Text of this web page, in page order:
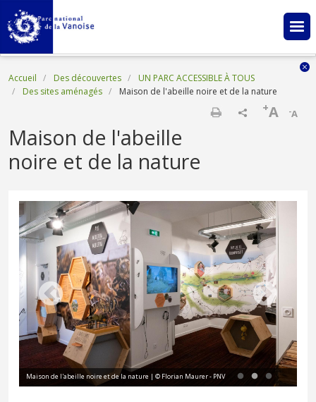
Aller au contenu principal
Fil d'Ariane
Accueil Des découvertes
UN PARC ACCESSIBLE À TOUS
Des sites aménagés
Maison de l'abeille noire et de la nature
-A
+A
Maison de l'abeille
noire et de la nature
Maison de l'abeille noire et de la nature | © Florian Maurer - PNV